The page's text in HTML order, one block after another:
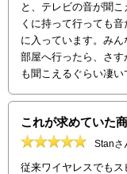
と、テレビの音が聞
くに持って行っても
に入っています。み
部屋へ行ったら、さ
も聞こえるぐらい凄い
これが求めていた
Stanさ
従来ワイヤレスでも